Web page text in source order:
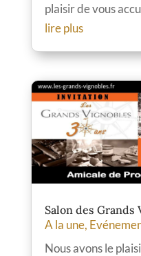
plaisir de vous
lire plus
Salon des Grands
A la une,
Nous avons le